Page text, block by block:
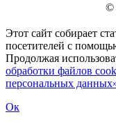
©
Этот сайт собирает
посетителей c
Продолжая
обработки файлов
персональных
Ок